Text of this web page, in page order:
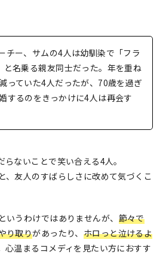
チー、サムの4人は幼馴染で「フラ
と名乗る親友同士だった。年を重ね
っていた4人だったが、70歳を過ぎ
するのをきっかけに4人は再会す
ないことで笑い合える4人。
、友人のすばらしさに改めて気づくこ
いうわけではありませんが、 節々で
り取りがあったり、 ホロっと泣けるよ
心温まるコメディを見たい方におすす